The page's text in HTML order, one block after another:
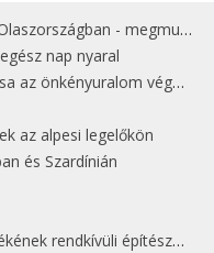
- megmutatjuk a 15 legjobbat
nap nyaral
végét jelentette
az alpesi legelőkön
és Szardínián
rendkívüli építészeti kincsei